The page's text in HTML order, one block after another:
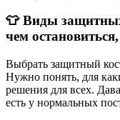
👕 Виды
чем
Выбрать защитный
Нужно понять, для
решения для всех.
есть у нормальных